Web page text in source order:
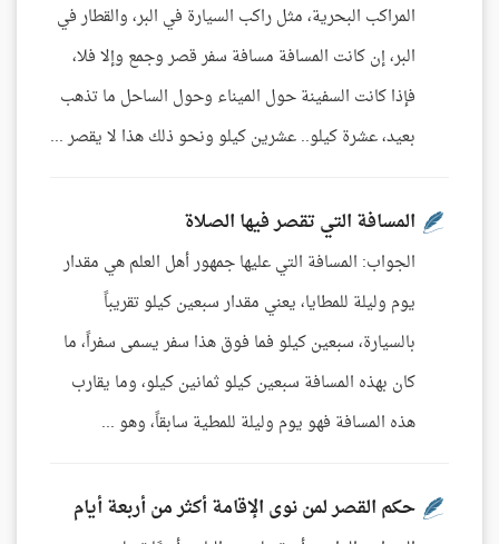
المراكب البحرية، مثل راكب السيارة في البر، والقطار في
البر، إن كانت المسافة مسافة سفر قصر وجمع وإلا فلا،
فإذا كانت السفينة حول الميناء وحول الساحل ما تذهب
بعيد، عشرة كيلو.. عشرين كيلو ونحو ذلك هذا لا يقصر ...
المسافة التي تقصر فيها الصلاة
الجواب: المسافة التي عليها جمهور أهل العلم هي مقدار
يوم وليلة للمطايا، يعني مقدار سبعين كيلو تقريباً
بالسيارة، سبعين كيلو فما فوق هذا سفر يسمى سفراً، ما
كان بهذه المسافة سبعين كيلو ثمانين كيلو، وما يقارب
هذه المسافة فهو يوم وليلة للمطية سابقاً، وهو ...
حكم القصر لمن نوى الإقامة أكثر من أربعة أيام